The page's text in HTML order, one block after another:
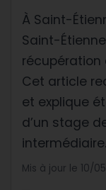
À Saint-
Saint-
récupération
Cet article
et explique
d’un stage
intermédiaire.
Mis à jour le 10/